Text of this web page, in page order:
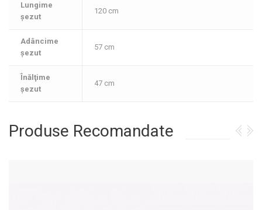
Lungime
șezut
120 cm
Adâncime
şezut
57 cm
Înălţime
şezut
47 cm
Produse Recomandate